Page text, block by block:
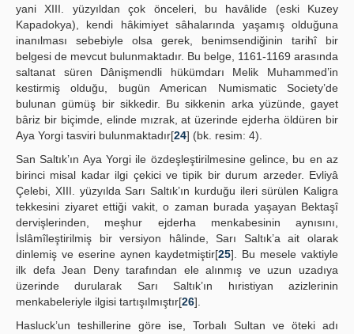
yani XIII. yüzyıldan çok önceleri, bu havâlide (eski Kuzey
Kapadokya), kendi hâkimiyet sâhalarında yaşamış olduğuna
inanılması sebebiyle olsa gerek, benimsendiğinin tarihî bir
belgesi de mevcut bulunmaktadır. Bu belge, 1161-1169 arasında
saltanat süren Dânişmendli hükümdarı Melik Muhammed’in
kestirmiş olduğu, bugün American Numismatic Society’de
bulunan gümüş bir sikkedir. Bu sikkenin arka yüzünde, gayet
bâriz bir biçimde, elinde mızrak, at üzerinde ejderha öldüren bir
Aya Yorgi tasviri bulunmaktadır[24] (bk. resim: 4).
San Saltık’ın Aya Yorgi ile özdeşleştirilmesine gelince, bu en az
birinci misal kadar ilgi çekici ve tipik bir durum arzeder. Evliyâ
Çelebi, XIII. yüzyılda Sarı Saltık’ın kurduğu ileri sürülen Kaligra
tekkesini ziyaret ettiği vakit, o zaman burada yaşayan Bektaşî
dervişlerinden, meşhur ejderha menkabesinin aynısını,
İslâmîleştirilmiş bir versiyon hâlinde, Sarı Saltık’a ait olarak
dinlemiş ve eserine aynen kaydetmiştir[25]. Bu mesele vaktiyle
ilk defa Jean Deny tarafından ele alınmış ve uzun uzadıya
üzerinde durularak Sarı Saltık’ın hıristiyan azizlerinin
menkabeleriyle ilgisi tartışılmıştır[26].
Hasluck’un teshillerine göre ise, Torbalı Sultan ve öteki adı